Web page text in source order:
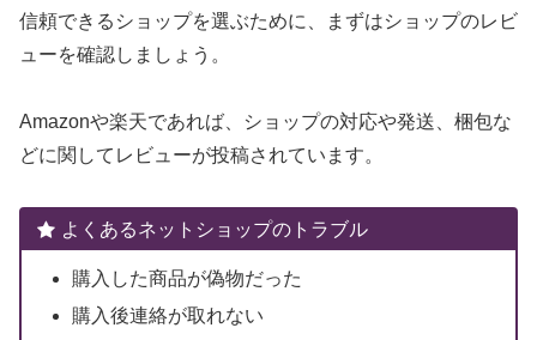
信頼できるショップを選ぶために、まずはショップのレビ
ューを確認しましょう。
Amazonや楽天であれば、ショップの対応や発送、梱包な
どに関してレビューが投稿されています。
よくあるネットショップのトラブル
購入した商品が偽物だった
購入後連絡が取れない